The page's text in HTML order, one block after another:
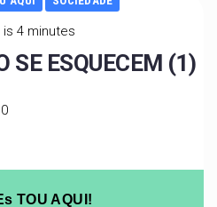
4 minutes
SE ESQUECEM (1)
0
TOU AQUI!